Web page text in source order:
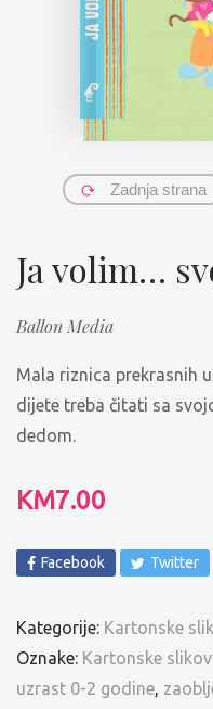
Zadnja strana
Ja volim…
Ballon Media
Mala riznica prekrasnih
dijete treba čitati sa
dedom.
KM7.00
Facebook Twitter
Kategorije: Kartonske
Oznake: Kartonske
uzrast 0-2 godine,